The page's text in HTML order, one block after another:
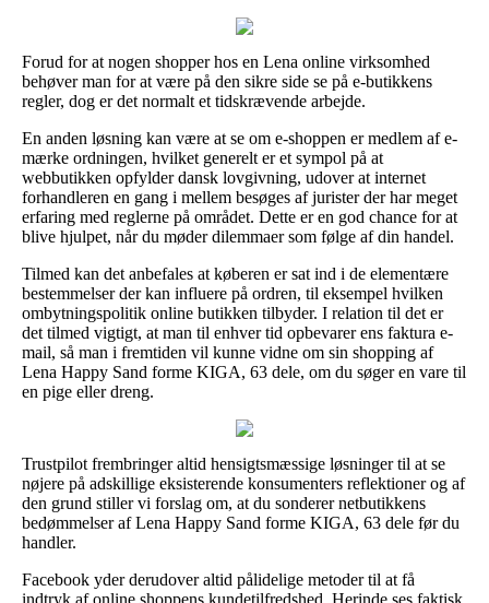
Forud for at nogen shopper hos en Lena online virksomhed
behøver man for at være på den sikre side se på e-butikkens
regler, dog er det normalt et tidskrævende arbejde.
En anden løsning kan være at se om e-shoppen er medlem af e-
mærke ordningen, hvilket generelt er et sympol på at
webbutikken opfylder dansk lovgivning, udover at internet
forhandleren en gang i mellem besøges af jurister der har meget
erfaring med reglerne på området. Dette er en god chance for at
blive hjulpet, når du møder dilemmaer som følge af din handel.
Tilmed kan det anbefales at køberen er sat ind i de elementære
bestemmelser der kan influere på ordren, til eksempel hvilken
ombytningspolitik online butikken tilbyder. I relation til det er
det tilmed vigtigt, at man til enhver tid opbevarer ens faktura e-
mail, så man i fremtiden vil kunne vidne om sin shopping af
Lena Happy Sand forme KIGA, 63 dele, om du søger en vare til
en pige eller dreng.
Trustpilot frembringer altid hensigtsmæssige løsninger til at se
nøjere på adskillige eksisterende konsumenters reflektioner og af
den grund stiller vi forslag om, at du sonderer netbutikkens
bedømmelser af Lena Happy Sand forme KIGA, 63 dele før du
handler.
Facebook yder derudover altid pålidelige metoder til at få
indtryk af online shoppens kundetilfredshed. Herinde ses faktisk